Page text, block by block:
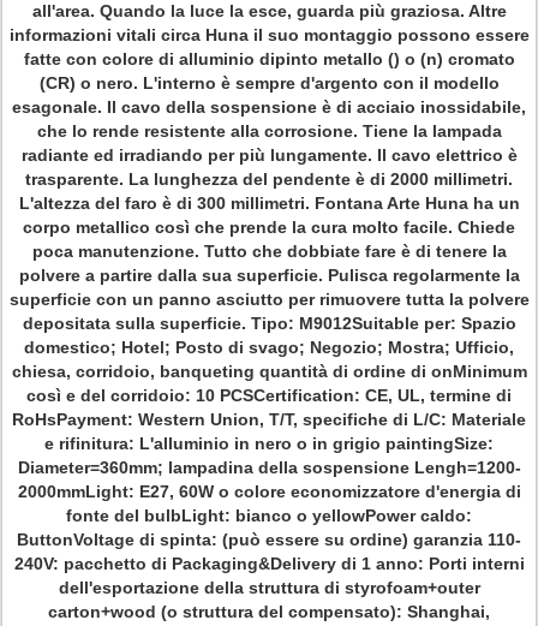
all'area. Quando la luce la esce, guarda più graziosa. Altre
informazioni vitali circa Huna il suo montaggio possono essere
fatte con colore di alluminio dipinto metallo () o (n) cromato
(CR) o nero. L'interno è sempre d'argento con il modello
esagonale. Il cavo della sospensione è di acciaio inossidabile,
che lo rende resistente alla corrosione. Tiene la lampada
radiante ed irradiando per più lungamente. Il cavo elettrico è
trasparente. La lunghezza del pendente è di 2000 millimetri.
L'altezza del faro è di 300 millimetri. Fontana Arte Huna ha un
corpo metallico così che prende la cura molto facile. Chiede
poca manutenzione. Tutto che dobbiate fare è di tenere la
polvere a partire dalla sua superficie. Pulisca regolarmente la
superficie con un panno asciutto per rimuovere tutta la polvere
depositata sulla superficie. Tipo: M9012Suitable per: Spazio
domestico; Hotel; Posto di svago; Negozio; Mostra; Ufficio,
chiesa, corridoio, banqueting quantità di ordine di onMinimum
così e del corridoio: 10 PCSCertification: CE, UL, termine di
RoHsPayment: Western Union, T/T, specifiche di L/C: Materiale
e rifinitura: L'alluminio in nero o in grigio paintingSize:
Diameter=360mm; lampadina della sospensione Lengh=1200-
2000mmLight: E27, 60W o colore economizzatore d'energia di
fonte del bulbLight: bianco o yellowPower caldo:
ButtonVoltage di spinta: (può essere su ordine) garanzia 110-
240V: pacchetto di Packaging&Delivery di 1 anno: Porti interni
dell'esportazione della struttura di styrofoam+outer
carton+wood (o struttura del compensato): Shanghai,